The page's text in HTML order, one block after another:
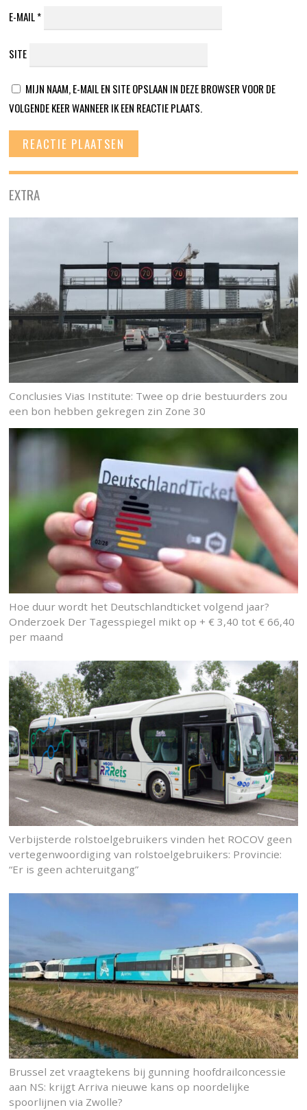
E-MAIL*
SITE
MIJN NAAM, E-MAIL EN SITE OPSLAAN IN DEZE BROWSER VOOR DE
VOLGENDE KEER WANNEER IK EEN REACTIE PLAATS.
EXTRA
Conclusies Vias Institute: Twee op drie bestuurders zou
een bon hebben gekregen zin Zone 30
Hoe duur wordt het Deutschlandticket volgend jaar?
Onderzoek Der Tagesspiegel mikt op + € 3,40 tot € 66,40
per maand
Verbijsterde rolstoelgebruikers vinden het ROCOV geen
vertegenwoordiging van rolstoelgebruikers: Provincie:
“Er is geen achteruitgang”
Brussel zet vraagtekens bij gunning hoofdrailconcessie
aan NS: krijgt Arriva nieuwe kans op noordelijke
spoorlijnen via Zwolle?